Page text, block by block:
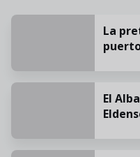
La
El